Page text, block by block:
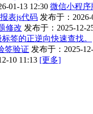
01-13 12:30 微信小程序
表js代码 发布于：2026-
修改 发布于：2025-12-
签的正逆向快速查找。
签验证 发布于：2025-
10 11:13 [更多]